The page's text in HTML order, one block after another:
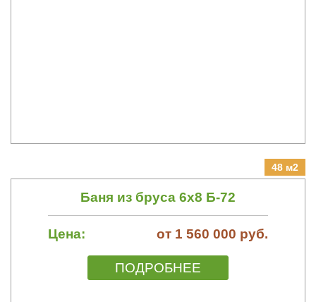
48 м2
Баня из бруса 6х8 Б-72
Цена: от 1 560 000 руб.
ПОДРОБНЕЕ